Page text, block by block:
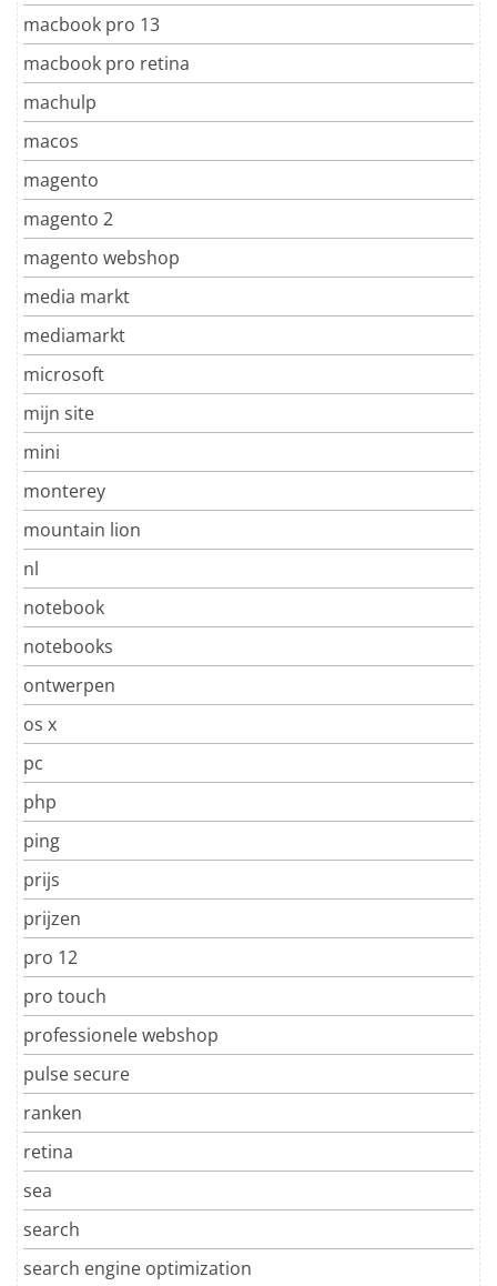
macbook pro 13
macbook pro retina
machulp
macos
magento
magento 2
magento webshop
media markt
mediamarkt
microsoft
mijn site
mini
monterey
mountain lion
nl
notebook
notebooks
ontwerpen
os x
pc
php
ping
prijs
prijzen
pro 12
pro touch
professionele webshop
pulse secure
ranken
retina
sea
search
search engine optimization